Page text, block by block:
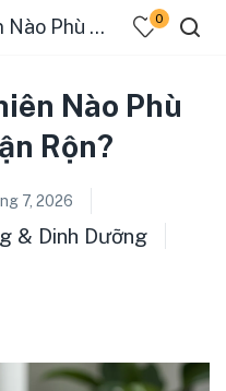
Thức Uống Tự Nhiên Nào Phù Hợp Với Người Bận Rộn? 0
Nào Phù
Rộn?
7, 2026
& Dinh Dưỡng